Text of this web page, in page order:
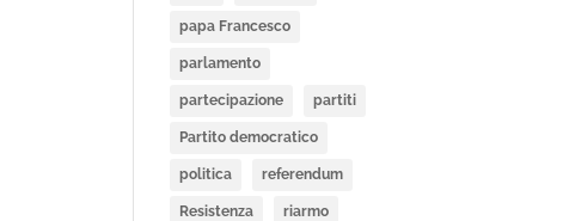
papa Francesco
parlamento
partecipazione partiti
Partito democratico
politica referendum
Resistenza riarmo